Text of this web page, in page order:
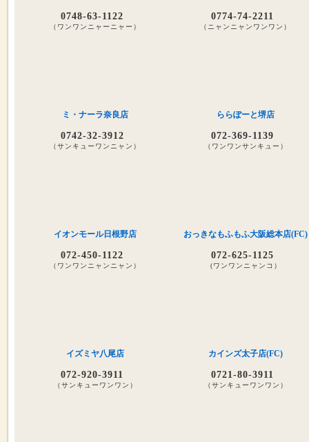
0748-63-1122
（ワンワンニャーニャー）
0774-74-2211
（ニャンニャンワンワン）
ミ・ナーラ奈良店
0742-32-3912
（サンキューワンニャン）
ららぽーと堺店
072-369-1139
（ワンワンサンキュー）
イオンモール日根野店
072-450-1122
（ワンワンニャンニャン）
おっきなもふもふ大阪総本店(FC)
072-625-1125
(ワンワンニャンコ）
イズミヤ八尾店
072-920-3911
（サンキューワンワン）
カインズ太子店(FC)
0721-80-3911
（サンキューワンワン）